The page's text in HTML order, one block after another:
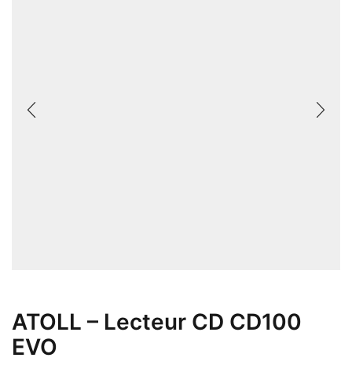
ATOLL – Lecteur CD CD100
EVO